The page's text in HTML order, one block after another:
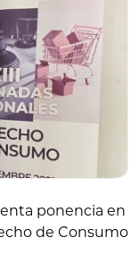
ponencia en
de Consumo